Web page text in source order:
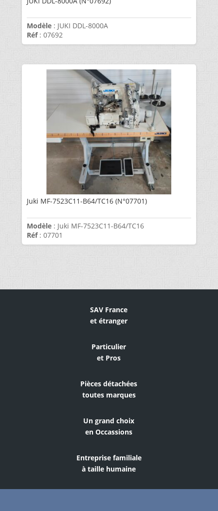
Modèle: JUKI DDL-8000A
Réf: 07692
Juki MF-7523C11-B64/TC16 (N°07701)
Modèle: Juki MF-7523C11-B64/TC16
Réf: 07701
SAV France
et étranger
Particulier
et Pros
Pièces détachées
toutes marques
Un grand choix
en Occassions
Entreprise familiale
à taille humaine